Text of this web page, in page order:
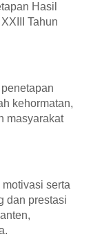
Hasil
Tahun
penetapan
kehormatan,
masyarakat
serta
dan prestasi
.